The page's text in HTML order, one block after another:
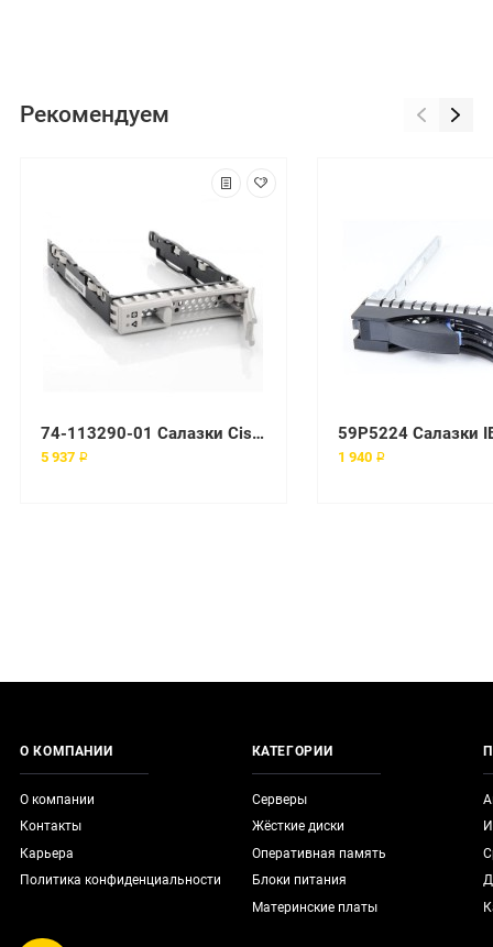
Рекомендуем
74-113290-01 Салазки Cisco
5 937 ₽ 1 940 ₽
О КОМПАНИИ
О компании
Контакты
Карьера
Политика конфиденциальности
КАТЕГОРИИ
Серверы
Жёсткие диски
Оперативная память
Блоки питания
Материнские платы